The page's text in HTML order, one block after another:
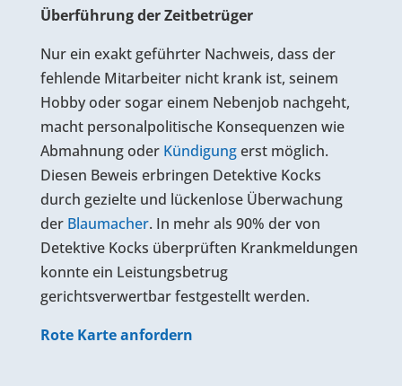
Überführung der Zeitbetrüger
Nur ein exakt geführter Nachweis, dass der
fehlende Mitarbeiter nicht krank ist, seinem
Hobby oder sogar einem Nebenjob nachgeht,
macht personalpolitische Konsequenzen wie
Abmahnung oder Kündigungerst möglich.
Diesen Beweis erbringen Detektive Kocks
durch gezielte und lückenlose Überwachung
der Blaumacher. In mehr als 90% der von
Detektive Kocks überprüften Krankmeldungen
konnte ein Leistungsbetrug
gerichtsverwertbar festgestellt werden.
Rote Karte anfordern